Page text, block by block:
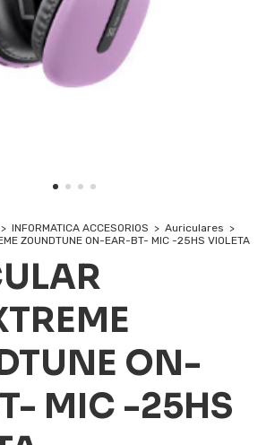
> INFORMATICA ACCESORIOS > Auriculares >
ZOUNDTUNE ON-EAR-BT- MIC -25HS VIOLETA
ON-
MIC -25HS